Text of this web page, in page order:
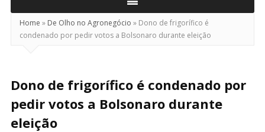
Home » De Olho no Agronegócio » Dono de frigorífico é
condenado por pedir votos a Bolsonaro durante eleição
Dono de frigorífico é condenado por
pedir votos a Bolsonaro durante
eleição